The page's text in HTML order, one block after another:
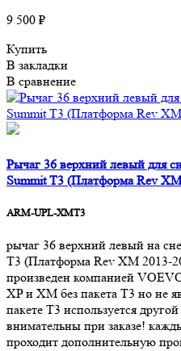
9 500 ₽
Купить
В закладки
В сравнение
Рычаг 36 верхний левый для
Summit T3 (Платформа Rev
ARM-UPL-XMT3
рычаг 36 верхний левый на
T3 (Платформа Rev XM 2013-
произведен компанией
XP и XM без пакета T3 но не
пакете T3 используется
внимательны при заказе!
проходит дополнительную